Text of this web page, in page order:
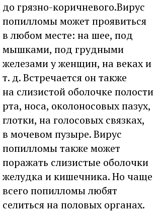
до грязно-коричневого.Вирус
попилломы может проявиться
в любом месте: на шее, под
мышками, под грудными
железами у женщин, на веках и
т. д. Встречается он также
на слизистой оболочке полости
рта, носа, околоносовых пазух,
глотки, на голосовых связках,
в мочевом пузыре. Вирус
попилломы также может
поражать слизистые оболочки
желудка и кишечника. Но чаще
всего попилломы любят
селиться на половых органах.